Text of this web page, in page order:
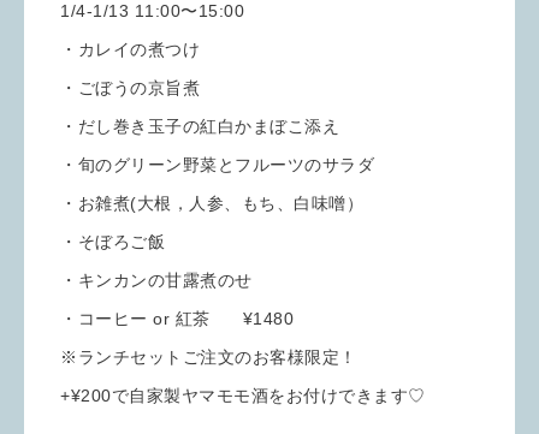
1/4-1/13 11:00〜15:00
・カレイの煮つけ
・ごぼうの京旨煮
・だし巻き玉子の紅白かまぼこ添え
・旬のグリーン野菜とフルーツのサラダ
・お雑煮(大根，人参、もち、白味噌）
・そぼろご飯
・キンカンの甘露煮のせ
・コーヒー or 紅茶 ¥1480
※ランチセットご注文のお客様限定！
+¥200で自家製ヤマモモ酒をお付けできます♡